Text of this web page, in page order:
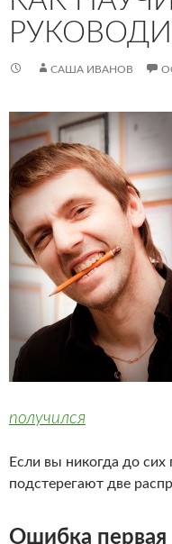
САША ИВАНОВ
получился
Если вы никогда до
подстерегают две
Ошибка первая